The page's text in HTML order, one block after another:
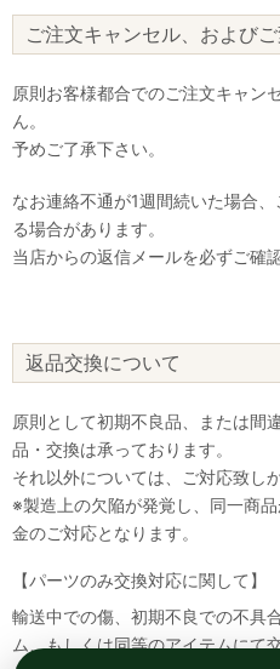
ご注文キャンセル、および
原則お客様都合でのご注文キャン
ん。
予めご了承下さい。
なお連絡不通が1週間続いた場合
る場合があります。
当店からの返信メールを必ずご確
返品交換について
原則として初期不良品、または間
品・交換は承っております。
それ以外については、ご対応致し
※製造上の欠陥が発覚し、同一商
金のご対応となります。
【パーツのみ交換対応に関して】
輸送中での傷、初期不良での不具
ム、もしくは同等のアイテムにて